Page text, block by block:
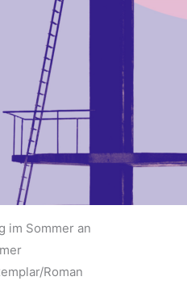
im Sommer an
Roman